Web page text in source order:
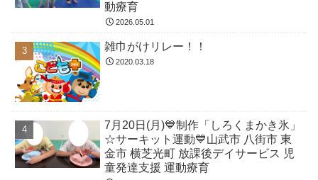
動療育
2026.05.01
雑巾がけリレー！！
2020.03.18
7月20日(月)💙制作「しろくまかき氷」
☆サーキット運動💙山武市 八街市 東
金市 横芝光町 放課後デイサービス 児
童発達支援 運動療育